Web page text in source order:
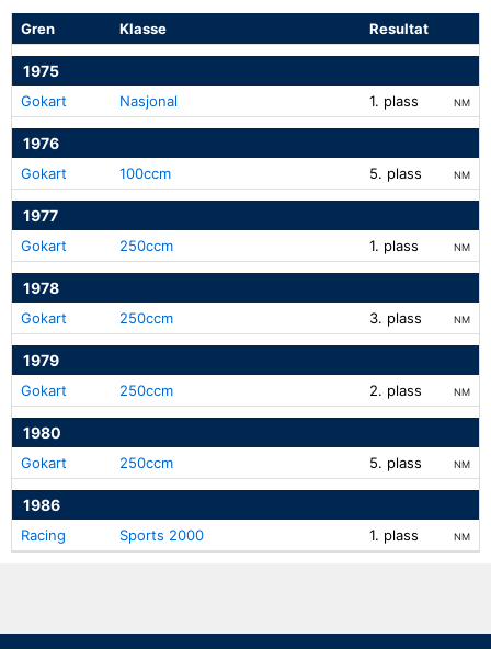
Gren Klasse Resultat
1975
Gokart Nasjonal 1. plass NM
1976
Gokart 100ccm 5. plass NM
1977
Gokart 250ccm 1. plass NM
1978
Gokart 250ccm 3. plass NM
1979
Gokart 250ccm 2. plass NM
1980
Gokart 250ccm 5. plass NM
1986
Racing Sports 2000 1. plass NM